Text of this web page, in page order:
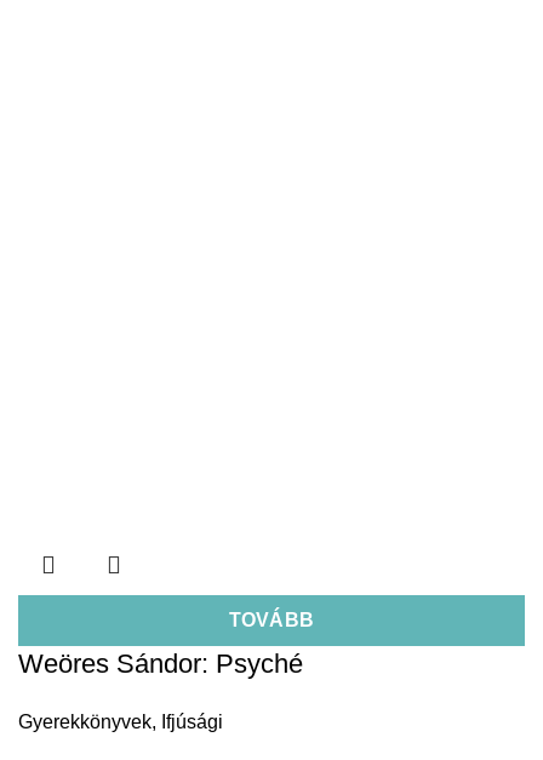
TOVÁBB
Weöres Sándor: Psyché
Gyerekkönyvek, Ifjúsági